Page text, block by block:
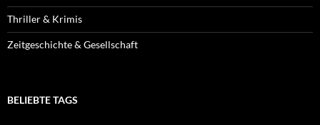
Thriller & Krimis
Zeitgeschichte & Gesellschaft
BELIEBTE TAGS